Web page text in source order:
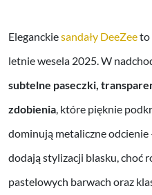
Eleganckiesandały DeeZeeto
letnie wesela 2025. W
subtelne paseczki,
zdobienia, które pięknie
dominują metaliczne
dodają stylizacji blasku, choć
pastelowych barwach oraz